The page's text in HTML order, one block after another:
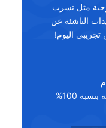
مثل تسرب
الناشئة عن
اليوم!
100%